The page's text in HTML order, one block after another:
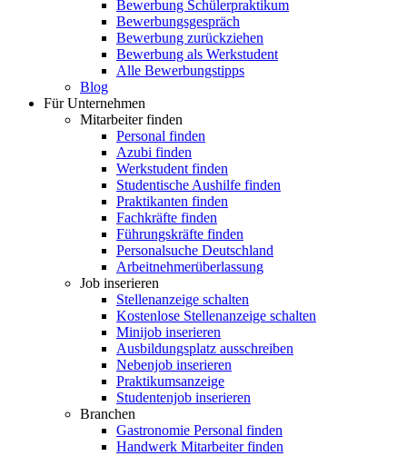
Bewerbung Schülerpraktikum
Bewerbungsgespräch
Bewerbung zurückziehen
Bewerbung als Werkstudent
Alle Bewerbungstipps
Blog
Für Unternehmen
Mitarbeiter finden
Personal finden
Azubi finden
Werkstudent finden
Studentische Aushilfe finden
Praktikanten finden
Fachkräfte finden
Führungskräfte finden
Personalsuche Deutschland
Arbeitnehmerüberlassung
Job inserieren
Stellenanzeige schalten
Kostenlose Stellenanzeige schalten
Minijob inserieren
Ausbildungsplatz ausschreiben
Nebenjob inserieren
Praktikumsanzeige
Studentenjob inserieren
Branchen
Gastronomie Personal finden
Handwerk Mitarbeiter finden